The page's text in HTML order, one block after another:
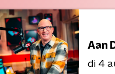
Aan
di 4